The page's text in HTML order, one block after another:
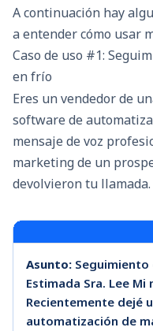
A continuación hay
a entender cómo usar
Caso de uso #1:
en frío
Eres un vendedor de
software de
mensaje de voz
marketing de un
devolvieron tu llamada.
Asunto: Seguimiento
Estimada Sra. Lee
Recientemente dejé
automatización de